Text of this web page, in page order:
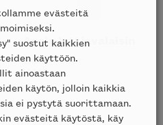
Asola lattiavalaisin
LIGNE ROSET
1204€
evästeitä
suostut kaikkien
käyttöön.
ainoastaan
käytön, jolloin kaikkia
ei pystytä suorittamaan.
evästeitä käytöstä, käy